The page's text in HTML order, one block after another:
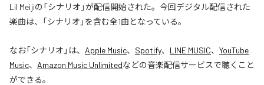
Lil Meijiの「シナリオ」が配信開始された。今回デジタル配信された
楽曲は、「シナリオ」を含む全1曲となっている。
なお「シナリオ 」は、 Apple Music、 Spotify、 LINE MUSIC、 YouTube
Music、 Amazon Music Unlimitedなどの音楽配信サービスで聴くこと
ができる。